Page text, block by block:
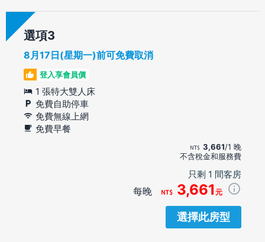
選項
8月17日(星期一)前可免費取消
登入享會員價
1 張特大雙人床
免費自助停車
免費無線上網
免費早餐
3,661/1 晚
不含稅金和服務費
只剩 1 間客房
每晚 3,661 元
選擇此房型